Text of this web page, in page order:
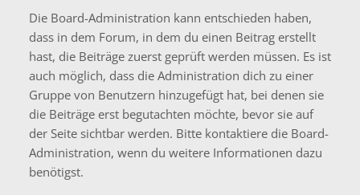
Die Board-Administration kann entschieden haben,
dass in dem Forum, in dem du einen Beitrag erstellt
hast, die Beiträge zuerst geprüft werden müssen. Es ist
auch möglich, dass die Administration dich zu einer
Gruppe von Benutzern hinzugefügt hat, bei denen sie
die Beiträge erst begutachten möchte, bevor sie auf
der Seite sichtbar werden. Bitte kontaktiere die Board-
Administration, wenn du weitere Informationen dazu
benötigst.